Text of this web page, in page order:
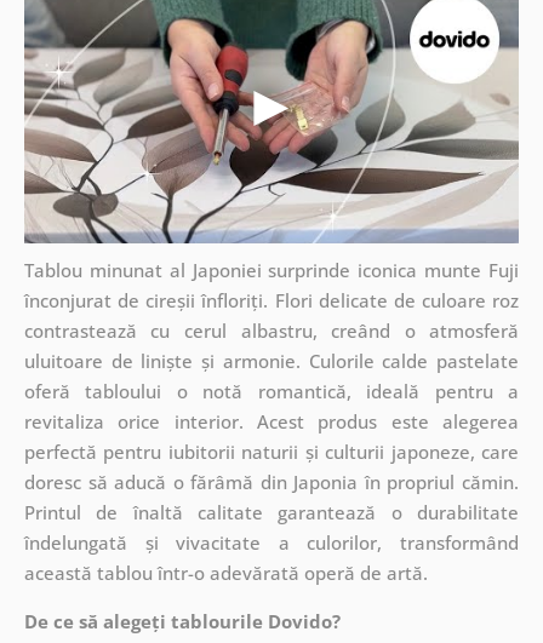
Tablou minunat al Japoniei surprinde iconica munte Fuji
înconjurat de cireșii înfloriți. Flori delicate de culoare roz
contrastează cu cerul albastru, creând o atmosferă
uluitoare de liniște și armonie. Culorile calde pastelate
oferă tabloului o notă romantică, ideală pentru a
revitaliza orice interior. Acest produs este alegerea
perfectă pentru iubitorii naturii și culturii japoneze, care
doresc să aducă o fărâmă din Japonia în propriul cămin.
Printul de înaltă calitate garantează o durabilitate
îndelungată și vivacitate a culorilor, transformând
această tablou într-o adevărată operă de artă.
De ce să alegeți tablourile Dovido?